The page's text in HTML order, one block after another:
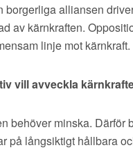
borgerliga alliansen
av kärnkraften.
linje mot kärnkraft.
vill avveckla
behöver minska. Därför
på långsiktigt hållbara